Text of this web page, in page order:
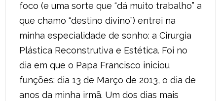
foco (e uma sorte que “dá muito trabalho” a
que chamo “destino divino”) entrei na
minha especialidade de sonho: a Cirurgia
Plástica Reconstrutiva e Estética. Foi no
dia em que o Papa Francisco iniciou
funções: dia 13 de Março de 2013, o dia de
anos da minha irmã. Um dos dias mais